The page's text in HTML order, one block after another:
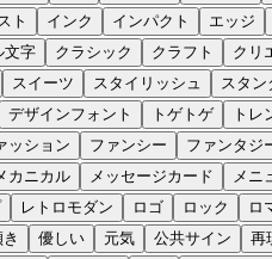
ト インク インパクト エッジ
文字 クラシック クラフト クリ
スイーツ スタイリッシュ スタン
デザインフォント トゲトゲ トレ
ッション ファンシー ファンタジ
カニカル メッセージカード メニ
レトロモダン ロゴ ロック ロ
優しい 元気 公共サイン 再